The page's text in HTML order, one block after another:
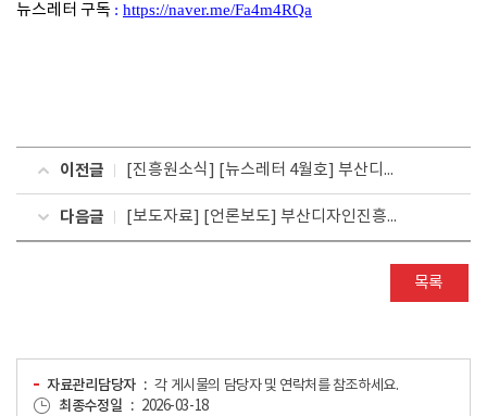
뉴스레터 구독 : https://naver.me/Fa4m4RQa
이전글 [진흥원소식] [뉴스레터 4월호] 부산디자인진흥원, 2020년 지역창업센터로 선정
다음글 [보도자료] [언론보도] 부산디자인진흥원, ADP 용역 착수
목록
자료관리담당자
각 게시물의 담당자 및 연락처를 참조하세요.
최종수정일
2026-03-18